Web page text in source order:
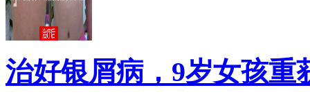
治好银屑病，9岁女孩重